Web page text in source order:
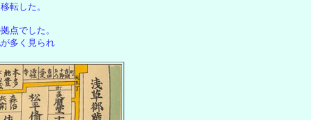
転した。
点でした。
多く見られ